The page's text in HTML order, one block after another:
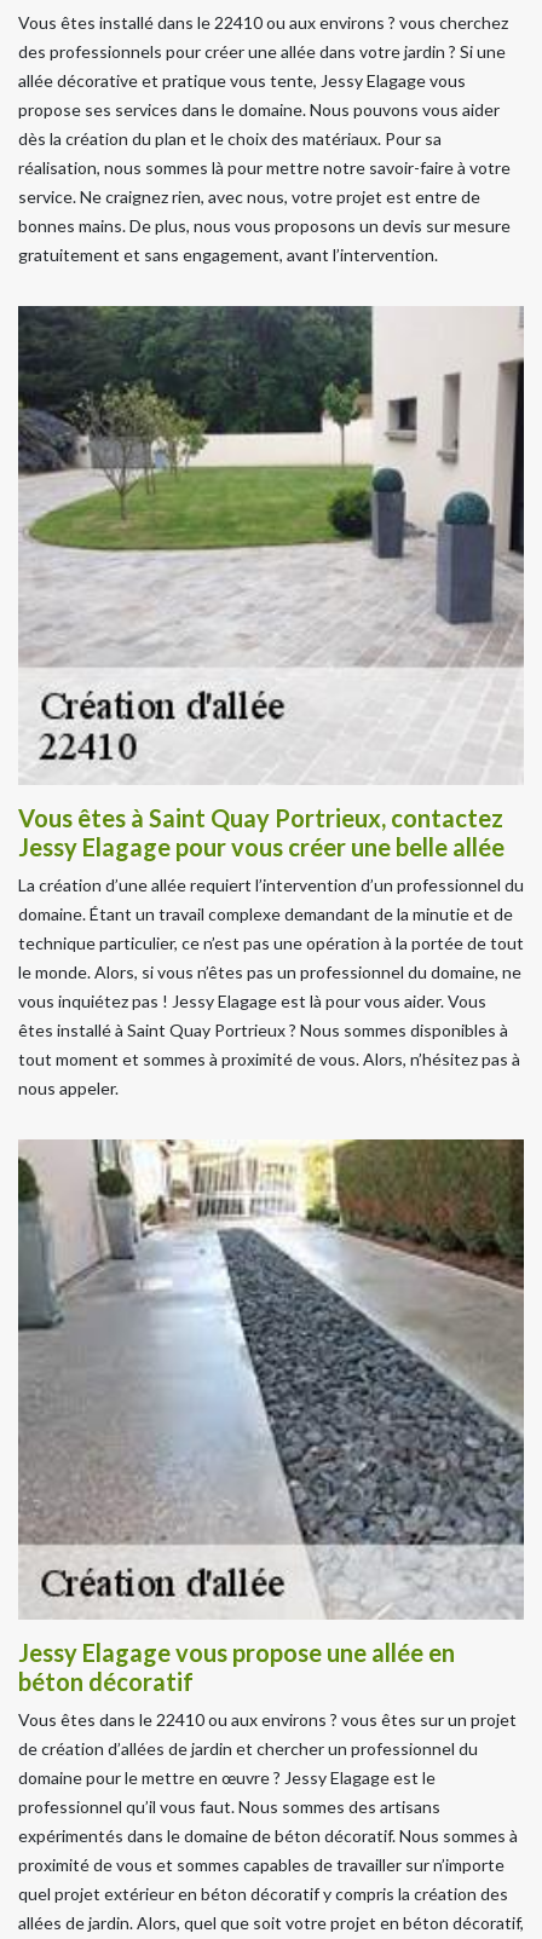
Vous êtes installé dans le 22410 ou aux environs ? vous cherchez
des professionnels pour créer une allée dans votre jardin ? Si une
allée décorative et pratique vous tente, Jessy Elagage vous
propose ses services dans le domaine. Nous pouvons vous aider
dès la création du plan et le choix des matériaux. Pour sa
réalisation, nous sommes là pour mettre notre savoir-faire à votre
service. Ne craignez rien, avec nous, votre projet est entre de
bonnes mains. De plus, nous vous proposons un devis sur mesure
gratuitement et sans engagement, avant l’intervention.
Vous êtes à Saint Quay Portrieux, contactez
Jessy Elagage pour vous créer une belle allée
La création d’une allée requiert l’intervention d’un professionnel du
domaine. Étant un travail complexe demandant de la minutie et de
technique particulier, ce n’est pas une opération à la portée de tout
le monde. Alors, si vous n’êtes pas un professionnel du domaine, ne
vous inquiétez pas ! Jessy Elagage est là pour vous aider. Vous
êtes installé à Saint Quay Portrieux ? Nous sommes disponibles à
tout moment et sommes à proximité de vous. Alors, n’hésitez pas à
nous appeler.
Jessy Elagage vous propose une allée en
béton décoratif
Vous êtes dans le 22410 ou aux environs ? vous êtes sur un projet
de création d’allées de jardin et chercher un professionnel du
domaine pour le mettre en œuvre ? Jessy Elagage est le
professionnel qu’il vous faut. Nous sommes des artisans
expérimentés dans le domaine de béton décoratif. Nous sommes à
proximité de vous et sommes capables de travailler sur n’importe
quel projet extérieur en béton décoratif y compris la création des
allées de jardin. Alors, quel que soit votre projet en béton décoratif,